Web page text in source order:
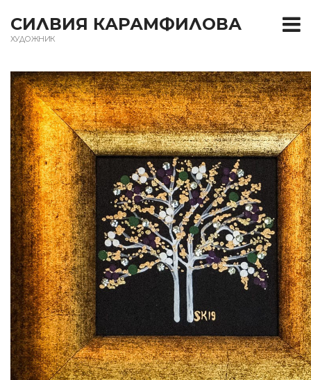
СИЛВИЯ КАРАМФИЛОВА
ХУДОЖНИК